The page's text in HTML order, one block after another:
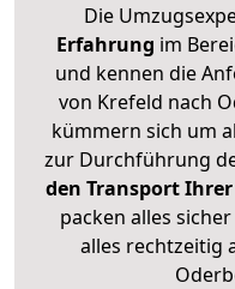
Die
Erfahrung im
und kennen die
von Krefeld nach
kümmern sich um
zur Durchführung
den Transport
packen alles
alles rechtzeitig